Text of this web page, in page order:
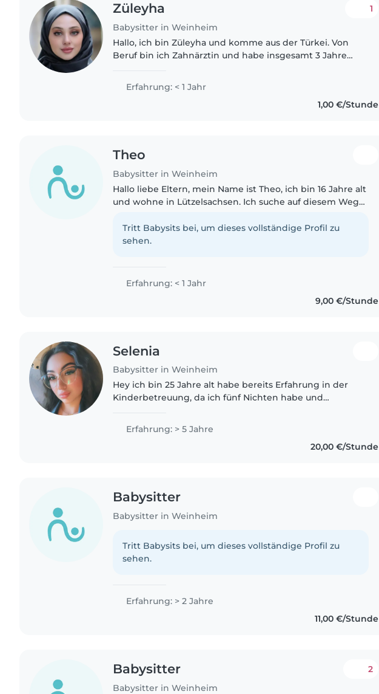
Züleyha
Babysitter in Weinheim
1
Hallo, ich bin Züleyha und komme aus der Türkei. Von
Beruf bin ich Zahnärztin und habe insgesamt 3 Jahre
Ich arbeite sehr..
Erfahrung: < 1 Jahr
1,00 €/Stunde
Theo
Babysitter in Weinheim
Hallo liebe Eltern, mein Name ist Theo, ich bin 16 Jahre alt
und wohne in Lützelsachsen. Ich suche auf diesem Weg
darauf, euch..
Tritt Babysits bei, um dieses vollständige Profil zu
sehen.
Erfahrung: < 1 Jahr
9,00 €/Stunde
Selenia
Babysitter in Weinheim
Hey ich bin 25 Jahre alt habe bereits Erfahrung in der
Kinderbetreuung, da ich fünf Nichten habe und
Umgang mit Kindern lernen..
Erfahrung: > 5 Jahre
20,00 €/Stunde
Babysitter
Babysitter in Weinheim
Tritt Babysits bei, um dieses vollständige Profil zu
sehen.
Erfahrung: > 2 Jahre
11,00 €/Stunde
Babysitter
Babysitter in Weinheim
2